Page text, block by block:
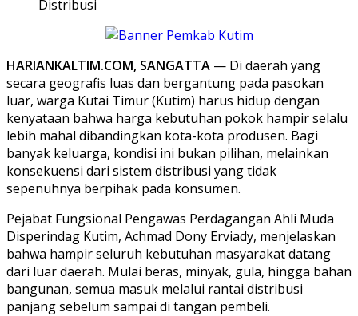
HARIANKALTIM.COM, SANGATTA — Di daerah yang
secara geografis luas dan bergantung pada pasokan
luar, warga Kutai Timur (Kutim) harus hidup dengan
kenyataan bahwa harga kebutuhan pokok hampir selalu
lebih mahal dibandingkan kota-kota produsen. Bagi
banyak keluarga, kondisi ini bukan pilihan, melainkan
konsekuensi dari sistem distribusi yang tidak
sepenuhnya berpihak pada konsumen.
Pejabat Fungsional Pengawas Perdagangan Ahli Muda
Disperindag Kutim, Achmad Dony Erviady, menjelaskan
bahwa hampir seluruh kebutuhan masyarakat datang
dari luar daerah. Mulai beras, minyak, gula, hingga bahan
bangunan, semua masuk melalui rantai distribusi
panjang sebelum sampai di tangan pembeli.